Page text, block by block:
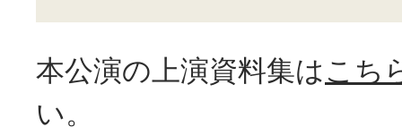
本公演の上演資料集はこち
い。